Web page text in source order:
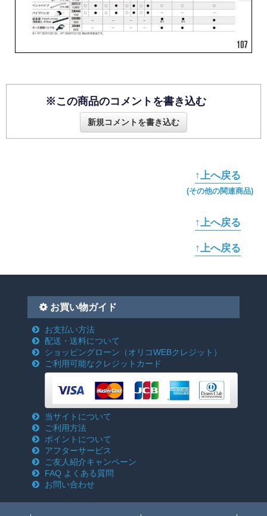
※この商品のコメントを書き込む
新規コメントを書き込む
↑上へ戻る
(その他の関連商品)
↑上へ戻る
↑上へ戻る
お買い物ガイド
お支払い方法
配送・送料について
ショッピングローン （オリコWEBクレジット）
ご利用可能なクレジットカード
当サイトについて
ご利用方法
ポイントについて
アフターサービス
ご友人紹介キャンペーン
FAQ よくある質問
お問い合わせ